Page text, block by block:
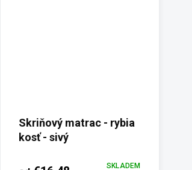
Skriňový matrac - rybia
kosť - sivý
SKLADEM